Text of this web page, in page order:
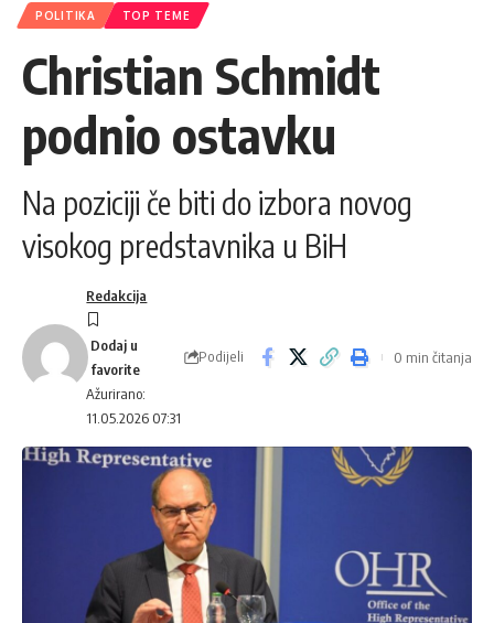
POLITIKA TOP TEME
Christian Schmidt
podnio ostavku
Na poziciji če biti do izbora novog
visokog predstavnika u BiH
Ažurirano:
11.05.2026 07:31
Redakcija
Podijeli 0 min čitanja